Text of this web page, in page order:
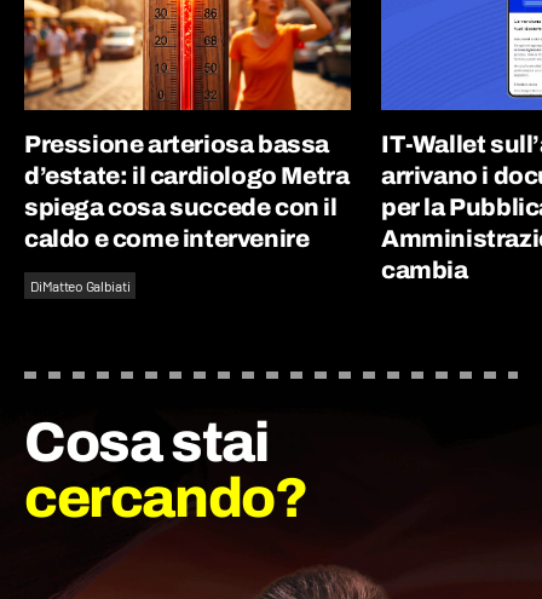
Pressione arteriosa bassa
d’estate: il cardiologo Metra
spiega cosa succede con il
caldo e come intervenire
DiMatteo Galbiati
IT-Wallet
arrivano i
per la
cambia
Cosa stai
cercando?